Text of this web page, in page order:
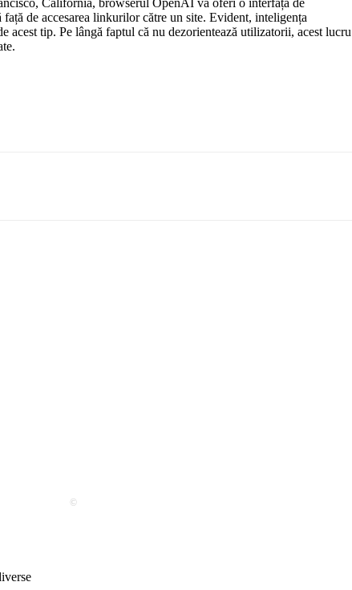
de accesarea linkurilor către un site. Evident, inteligența
acest tip. Pe lângă faptul că nu dezorientează utilizatorii, acest lucru
©